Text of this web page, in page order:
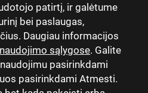
patirtį, ir galėtume
bei paslaugas,
Daugiau informacijos
sąlygose. Galite
pasirinkdami
pasirinkdami Atmesti.